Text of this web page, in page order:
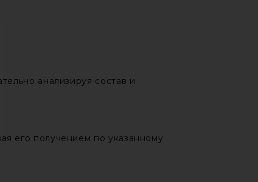
анализируя состав и
его получением по указанному